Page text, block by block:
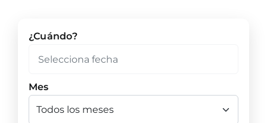
¿Cuándo?
Mes